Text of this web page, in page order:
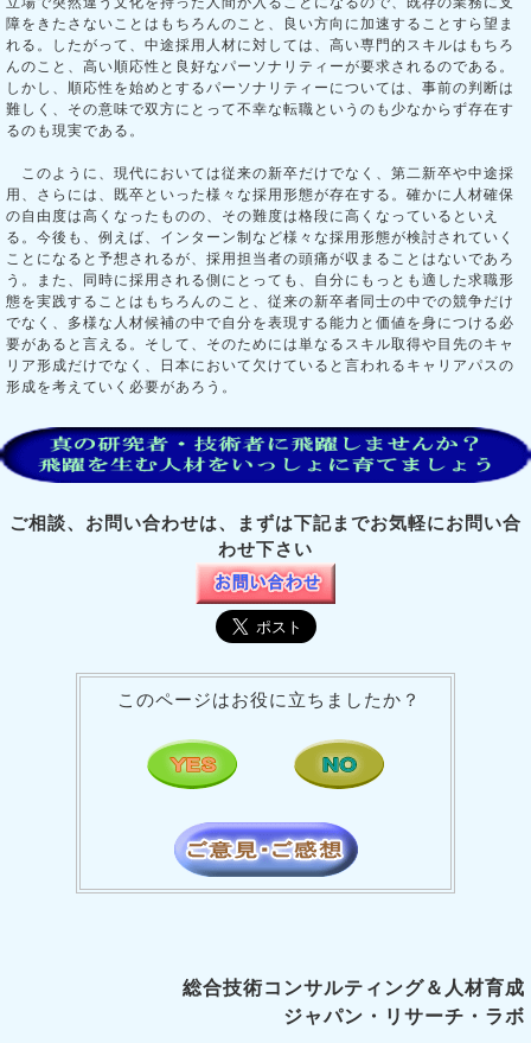
障をきたさないことはもちろんのこと、良い方向に加速することすら望ま
れる。したがって、中途採用人材に対しては、高い専門的スキルはもちろ
んのこと、高い順応性と良好なパーソナリティーが要求されるのである。
しかし、順応性を始めとするパーソナリティーについては、事前の判断は
難しく、その意味で双方にとって不幸な転職というのも少なからず存在す
るのも現実である。
このように、現代においては従来の新卒だけでなく、第二新卒や中途採
用、さらには、既卒といった様々な採用形態が存在する。確かに人材確保
の自由度は高くなったものの、その難度は格段に高くなっているといえ
る。今後も、例えば、インターン制など様々な採用形態が検討されていく
ことになると予想されるが、採用担当者の頭痛が収まることはないであろ
う。また、同時に採用される側にとっても、自分にもっとも適した求職形
態を実践することはもちろんのこと、従来の新卒者同士の中での競争だけ
でなく、多様な人材候補の中で自分を表現する能力と価値を身につける必
要があると言える。そして、そのためには単なるスキル取得や目先のキャ
リア形成だけでなく、日本において欠けていると言われるキャリアパスの
形成を考えていく必要があろう。
ご相談、お問い合わせは、まずは下記までお気軽にお問い合
わせ下さい
このページはお役に立ちましたか？
総合技術コンサルティング＆人材育成
ジャパン・リサーチ・ラボ